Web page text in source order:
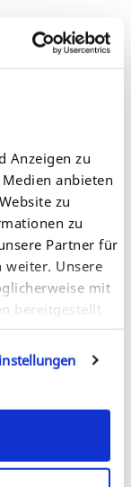
Anzeigen zu
anbieten
zu
zu
Partner für
weiter. Unsere
mit
bereitgestellt
der
zu
weiterhin
Jahre Daten-
und Cloud-
feiert in diesem
für